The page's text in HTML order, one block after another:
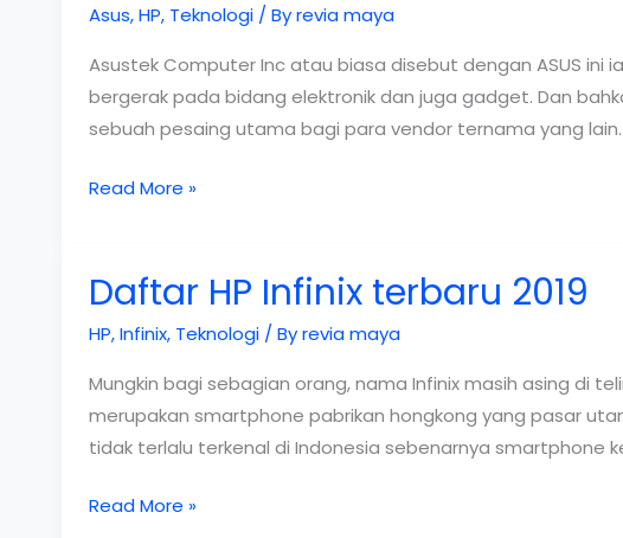
Asus,HP, Teknologi/ Byrevia maya
Asustek Computer Inc atau biasa disebut dengan ASUS
bergerak pada bidang elektronik dan juga gadget. Dan
sebuah pesaing utama bagi para vendor ternama yang lain.
DAFTAR
ASUS
2019
Read More »
Daftar HP Infinix terbaru 2019
HP,Infinix, Teknologi/ Byrevia maya
Mungkin bagi sebagian orang, nama Infinix masih asing di
merupakan smartphone pabrikan hongkong yang pasar
tidak terlalu terkenal di Indonesia sebenarnya smartphone
Daftar
Read More »